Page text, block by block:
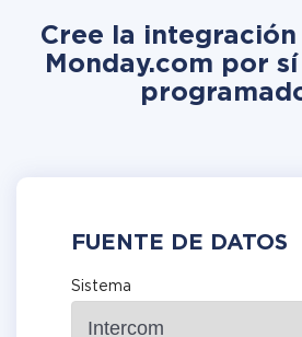
Cree la
Monday.com por
FUENTE DE DATOS
Sistema